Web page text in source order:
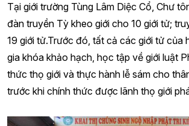
Tại giới trường Tùng Lâm Diệc Cổ, Chư
đàn truyền Tỳ kheo giới cho 10 giới tử;
19 giới tử.Trước đó, tất cả các giới tử của
gia khóa khảo hạch, học tập về giới luật
thức thọ giới và thực hành lễ sám cho
trước khi chính thức được lãnh thọ giới